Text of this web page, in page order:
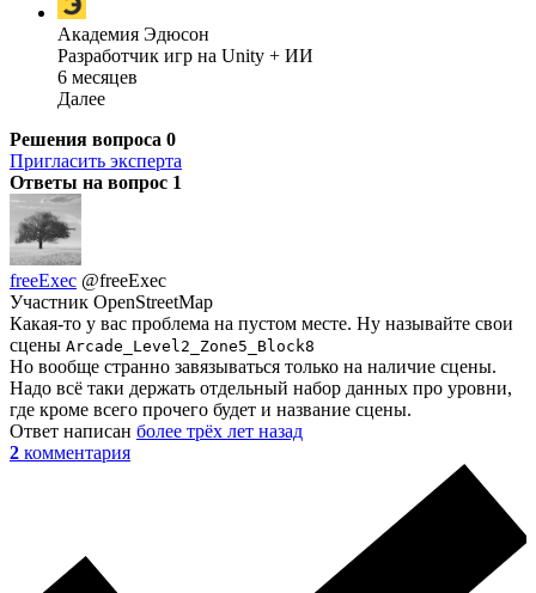
Академия Эдюсон
Разработчик игр на Unity + ИИ
6 месяцев
Далее
Решения вопроса 0
Пригласить эксперта
Ответы на вопрос 1
freeExec @freeExec
Участник OpenStreetMap
Какая-то у вас проблема на пустом месте. Ну называйте свои
сцены Arcade_Level2_Zone5_Block8
Но вообще странно завязываться только на наличие сцены.
Надо всё таки держать отдельный набор данных про уровни,
где кроме всего прочего будет и название сцены.
Ответ написан более трёх лет назад
2 комментария